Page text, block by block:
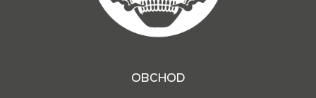
OBCHOD